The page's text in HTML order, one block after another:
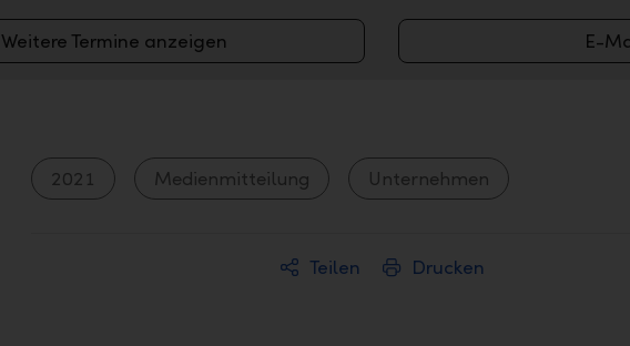
Weitere Termine anzeigen E-
2021 Medienmitteilung Unternehmen
Teilen Drucken